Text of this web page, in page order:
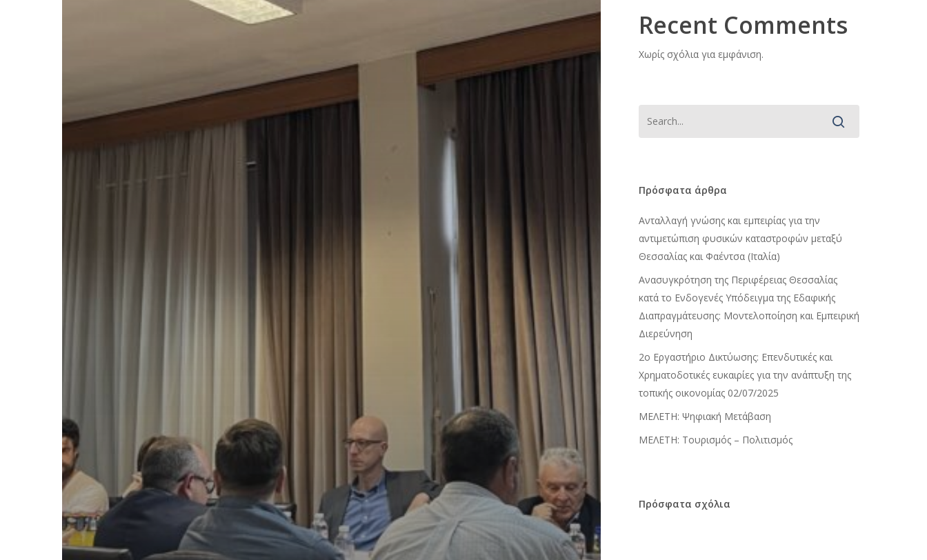
Recent Comments
Χωρίς σχόλια για εμφάνιση.
Πρόσφατα άρθρα
Ανταλλαγή γνώσης και εμπειρίας για την
αντιμετώπιση φυσικών καταστροφών μεταξύ
Θεσσαλίας και Φαέντσα (Ιταλία)
Ανασυγκρότηση της Περιφέρειας Θεσσαλίας
κατά το Ενδογενές Υπόδειγμα της Εδαφικής
Διαπραγμάτευσης: Μοντελοποίηση και Εμπειρική
Διερεύνηση
2ο Εργαστήριο Δικτύωσης: Επενδυτικές και
Χρηματοδοτικές ευκαιρίες για την ανάπτυξη της
τοπικής οικονομίας 02/07/2025
ΜΕΛΕΤΗ: Ψηφιακή Μετάβαση
ΜΕΛΕΤΗ: Τουρισμός – Πολιτισμός
Πρόσφατα σχόλια